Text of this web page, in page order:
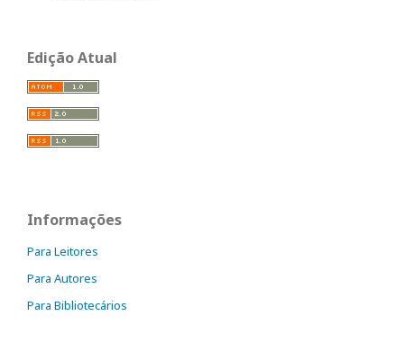
Edição Atual
Informações
Para Leitores
Para Autores
Para Bibliotecários